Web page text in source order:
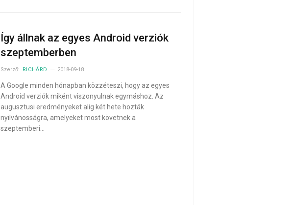
Így állnak az egyes Android verziók
szeptemberben
Szerző: RICHÁRD 2018-09-18
A Google minden hónapban közzéteszi, hogy az egyes
Android verziók miként viszonyulnak egymáshoz. Az
augusztusi eredményeket alig két hete hozták
nyilvánosságra, amelyeket most követnek a
szeptemberi…